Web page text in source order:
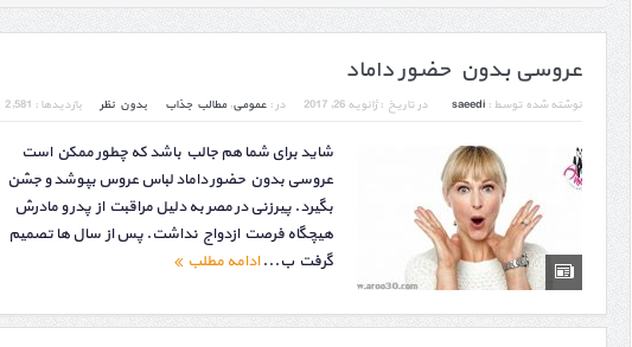
عروسی بدون حضور داماد
نوشته شده توسط : saeedi در تاریخ :ژانویه 26, 2017 در : عمومی,مطالب جذاب بدون نظر بازدیدها : 2,581
شاید برای شما هم جالب باشد که چطور ممکن است
عروسی بدون حضور داماد لباس عروس بپوشد و جشن
بگیرد. پیرزنی در مصر به دلیل مراقبت از پدر و مادرش
هیچگاه فرصت ازدواج نداشت. پس از سال ها تصمیم
گرفت ب...ادامه مطلب